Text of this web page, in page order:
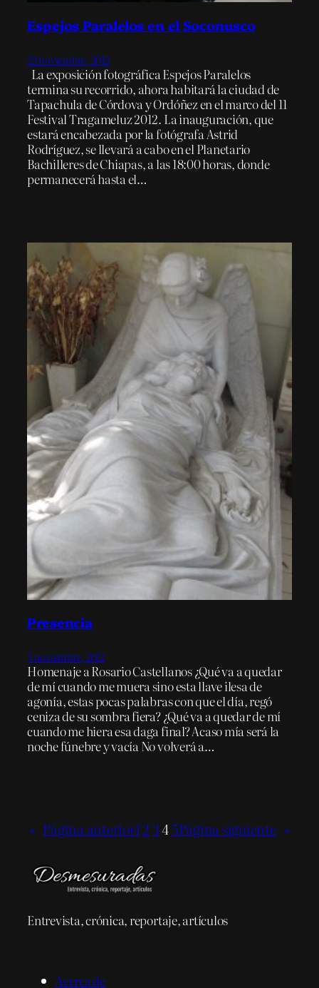
Espejos Paralelos en el Soconusco
22 noviembre, 2012
La exposición fotográfica Espejos Paralelos
termina su recorrido, ahora habitará la ciudad de
Tapachula de Córdova y Ordóñez en el marco del 11
Festival Tragameluz 2012. La inauguración, que
estará encabezada por la fotógrafa Astrid
Rodríguez, se llevará a cabo en el Planetario
Bachilleres de Chiapas, a las 18:00 horas, donde
permanecerá hasta el…
Presencia
5 noviembre, 2012
Homenaje a Rosario Castellanos ¿Qué va a quedar
de mí cuando me muera sino esta llave ilesa de
agonía, estas pocas palabras con que el día, regó
ceniza de su sombra fiera? ¿Qué va a quedar de mí
cuando me hiera esa daga final? Acaso mía será la
noche fúnebre y vacía No volverá a…
« Página anterior12 345Página siguiente »
Entrevista, crónica, reportaje, artículos
Acerca de